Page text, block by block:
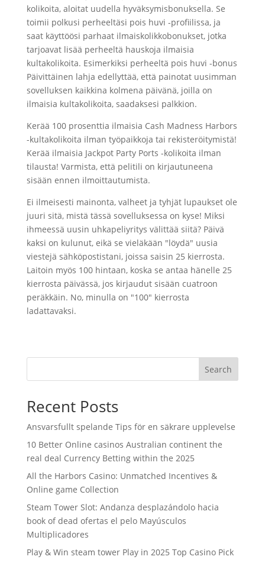
​​kolikoita, aloitat uudella hyväksymisbonuksella. Se
toimii polkusi perheeltäsi pois huvi -profiilissa, ja
saat käyttöösi parhaat ilmaiskolikkobonukset, jotka
tarjoavat lisää perheeltä hauskoja ilmaisia ​​
kultakolikoita. Esimerkiksi perheeltä pois huvi -bonus
Päivittäinen lahja edellyttää, että painotat uusimman
sovelluksen kaikkina kolmena päivänä, joilla on
ilmaisia ​​kultakolikoita, saadaksesi palkkion.
Kerää 100 prosenttia ilmaisia ​​Cash Madness Harbors
-kultakolikoita ilman työpaikkoja tai rekisteröitymistä!
Kerää ilmaisia ​​Jackpot Party Ports -kolikoita ilman
tilausta! Varmista, että pelitili on kirjautuneena
sisään ennen ilmoittautumista.
Ei ilmeisesti mainonta, valheet ja tyhjät lupaukset ole
juuri sitä, mistä tässä sovelluksessa on kyse! Miksi
ihmeessä uusin uhkapeliyritys välittää siitä? Päivä
kaksi on kulunut, eikä se vieläkään "löydä" uusia
viestejä sähköpostistani, joissa saisin 25 kierrosta.
Laitoin myös 100 hintaan, koska se antaa hänelle 25
kierrosta päivässä, jos kirjaudut sisään cuatroon
peräkkäin. No, minulla on "100" kierrosta
ladattavaksi.
Search
Recent Posts
Ansvarsfullt spelande Tips för en säkrare upplevelse
10 Better Online casinos Australian continent the
real deal Currency Betting within the 2025
All the Harbors Casino: Unmatched Incentives &
Online game Collection
Steam Tower Slot: Andanza desplazándolo hacia
book of dead ofertas el pelo Mayúsculos
Multiplicadores
Play & Win steam tower Play in 2025 Top Casino Pick